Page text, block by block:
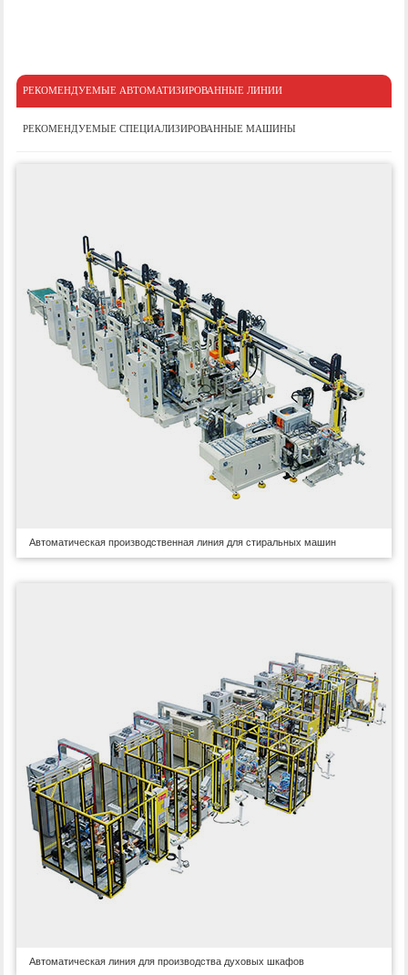
РЕКОМЕНДУЕМЫЕ АВТОМАТИЗИРОВАННЫЕ ЛИНИИ
РЕКОМЕНДУЕМЫЕ СПЕЦИАЛИЗИРОВАННЫЕ МАШИНЫ
Автоматическая производственная линия для стиральных машин
Автоматическая линия для производства духовых шкафов